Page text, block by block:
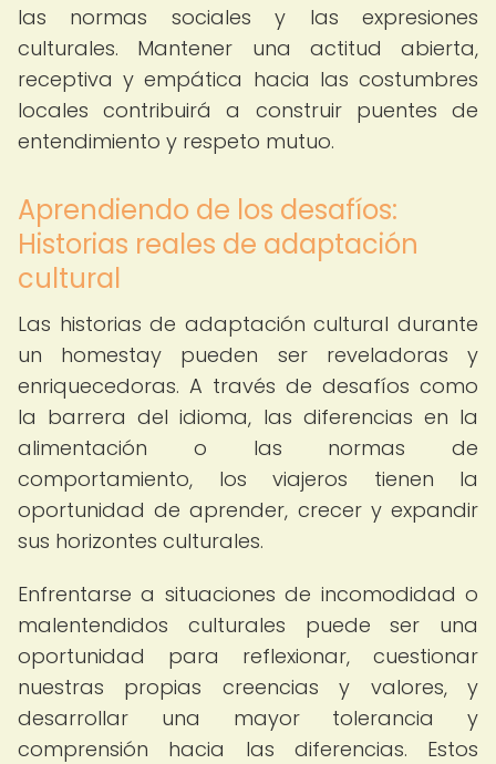
las normas sociales y las expresiones
culturales. Mantener una actitud abierta,
receptiva y empática hacia las costumbres
locales contribuirá a construir puentes de
entendimiento y respeto mutuo.
Aprendiendo de los desafíos:
Historias reales de adaptación
cultural
Las historias de adaptación cultural durante
un homestay pueden ser reveladoras y
enriquecedoras. A través de desafíos como
la barrera del idioma, las diferencias en la
alimentación o las normas de
comportamiento, los viajeros tienen la
oportunidad de aprender, crecer y expandir
sus horizontes culturales.
Enfrentarse a situaciones de incomodidad o
malentendidos culturales puede ser una
oportunidad para reflexionar, cuestionar
nuestras propias creencias y valores, y
desarrollar una mayor tolerancia y
comprensión hacia las diferencias. Estos